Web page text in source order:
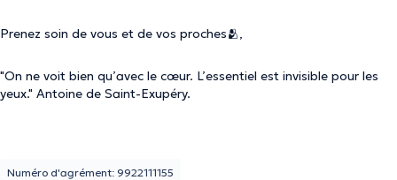
Prenez soin de vous et de vos proches🫂,
"On ne voit bien qu’avec le cœur. L’essentiel est invisible pour les
yeux." Antoine de Saint-Exupéry.
Numéro d'agrément: 9922111155